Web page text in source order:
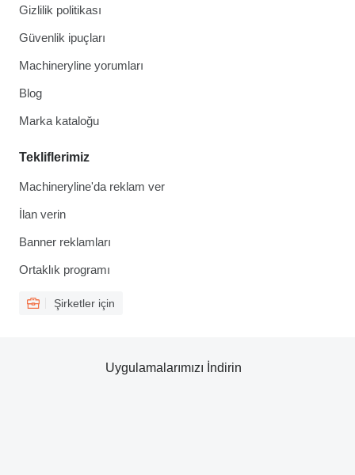
Gizlilik politikası
Güvenlik ipuçları
Machineryline yorumları
Blog
Marka kataloğu
Tekliflerimiz
Machineryline'da reklam ver
İlan verin
Banner reklamları
Ortaklık programı
Şirketler için
Uygulamalarımızı İndirin